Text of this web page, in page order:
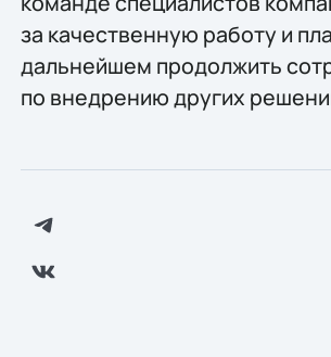
за качественную работу и
дальнейшем продолжить
по внедрению других